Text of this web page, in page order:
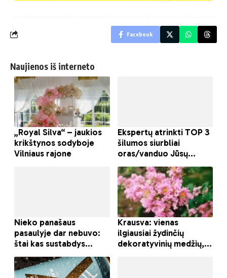
Facebook
Naujienos iš interneto